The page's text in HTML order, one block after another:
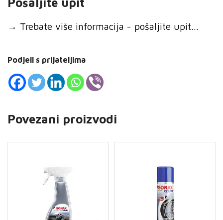
→ Trebate više informacija - pošaljite upit...
Podjeli s prijateljima
Povezani proizvodi